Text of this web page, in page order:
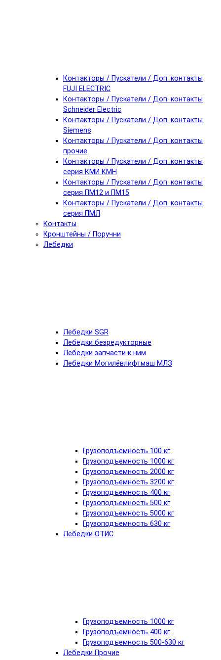
Контакторы / Пускатели / Доп. контакты
FUJI ELECTRIC
Контакторы / Пускатели / Доп. контакты
Schneider Electric
Контакторы / Пускатели / Доп. контакты
Siemens
Контакторы / Пускатели / Доп. контакты
прочие
Контакторы / Пускатели / Доп. контакты
серия КМИ КМН
Контакторы / Пускатели / Доп. контакты
серия ПМ12 и ПМ15
Контакторы / Пускатели / Доп. контакты
серия ПМЛ
Контакты
Кронштейны / Поручни
Лебедки
Лебедки SGR
Лебедки безредукторные
Лебедки запчасти к ним
Лебедки Могилёвлифтмаш МЛЗ
Грузоподъемность 100 кг
Грузоподъемность 1000 кг
Грузоподъемность 2000 кг
Грузоподъемность 3200 кг
Грузоподъемность 400 кг
Грузоподъемность 500 кг
Грузоподъемность 5000 кг
Грузоподъемность 630 кг
Лебедки ОТИС
Грузоподъемность 1000 кг
Грузоподъемность 400 кг
Грузоподъемность 500-630 кг
Лебедки Прочие